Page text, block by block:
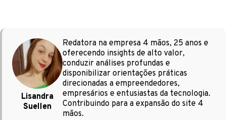
Lisandra
Suellen
Redatora na empresa 4 mãos, 25 anos e
oferecendo insights de alto valor,
conduzir análises profundas e
disponibilizar orientações práticas
direcionadas a empreendedores,
empresários e entusiastas da tecnologia.
Contribuindo para a expansão do site 4
mãos.